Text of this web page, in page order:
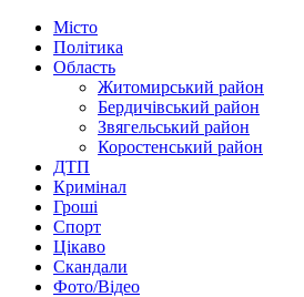
Місто
Політика
Область
Житомирський район
Бердичівський район
Звягельський район
Коростенський район
ДТП
Кримінал
Гроші
Спорт
Цікаво
Скандали
Фото/Відео